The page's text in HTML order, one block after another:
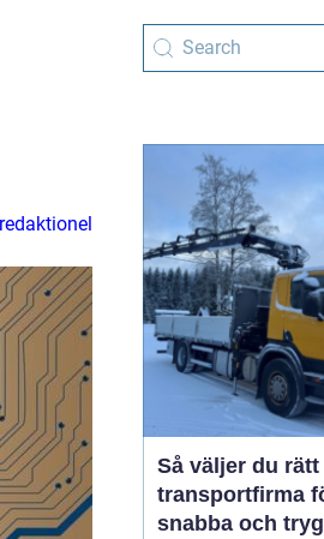
redaktionel
Så väljer du rätt
transportfirma
snabba och